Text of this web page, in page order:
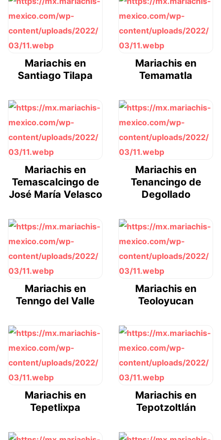
Mariachis en
Santiago Tilapa
Mariachis en
Temamatla
Mariachis en
Temascalcingo de
José María Velasco
Mariachis en
Tenancingo de
Degollado
Mariachis en
Tenngo del Valle
Mariachis en
Teoloyucan
Mariachis en
Tepetlixpa
Mariachis en
Tepotzoltlán